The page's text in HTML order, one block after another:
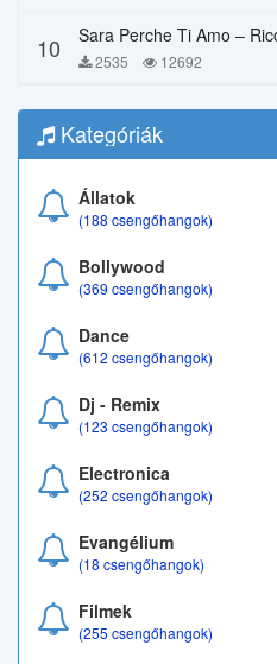
10 2535 12692
Kategóriák
Állatok
(188 csengőhangok)
Bollywood
(369 csengőhangok)
Dance
(612 csengőhangok)
Dj - Remix
(123 csengőhangok)
Electronica
(252 csengőhangok)
Evangélium
(18 csengőhangok)
Filmek
(255 csengőhangok)